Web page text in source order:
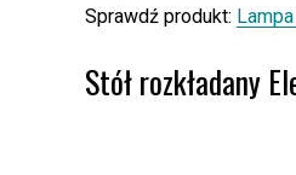
Sprawdź produkt:
Stół rozkładany